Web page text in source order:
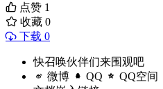
点赞 1
收藏 0
下载 0
快召唤伙伴们来围观吧
微博 QQ QQ空间